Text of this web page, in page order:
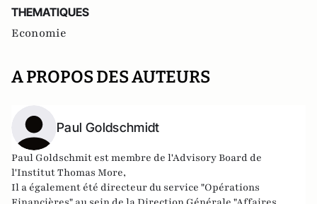
THEMATIQUES
Economie
A PROPOS DES AUTEURS
Paul Goldschmidt
Paul Goldschmit estmembre de l'Advisory Board de
l'Institut Thomas More,
Il a également été directeur du service "Opérations